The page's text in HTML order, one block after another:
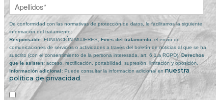
De conformidad con las normativas de protección de datos, le facilitamos la siguiente
información del tratamiento:
Responsable: FUNDACIÓN MUJERES, Fines del tratamiento: el envío de
comunicaciones de servicios o actividades a través del boletín de noticias al que se ha
suscrito (con el consentimiento de la persona interesada, art. 6.1.a RGPD).Derechos
que le asisten:acceso, rectificación, portabilidad, supresión, limitación y oposición.
Información adicional: Puede consultar la información adicional en nuestra
política de privacidad